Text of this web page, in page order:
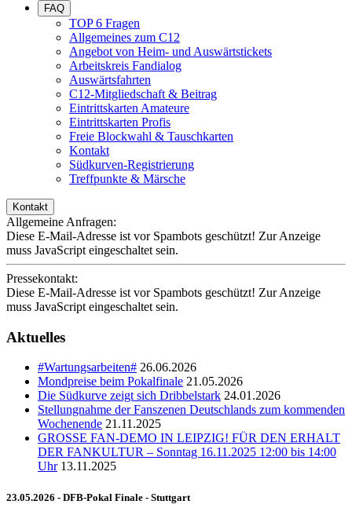
FAQ
TOP 6 Fragen
Allgemeines zum C12
Angebot von Heim- und Auswärtstickets
Arbeitskreis Fandialog
Auswärtsfahrten
C12-Mitgliedschaft & Beitrag
Eintrittskarten Amateure
Eintrittskarten Profis
Freie Blockwahl & Tauschkarten
Kontakt
Südkurven-Registrierung
Treffpunkte & Märsche
Kontakt
Allgemeine Anfragen:
Diese E-Mail-Adresse ist vor Spambots geschützt! Zur Anzeige
muss JavaScript eingeschaltet sein.
Pressekontakt:
Diese E-Mail-Adresse ist vor Spambots geschützt! Zur Anzeige
muss JavaScript eingeschaltet sein.
Aktuelles
#Wartungsarbeiten# 26.06.2026
Mondpreise beim Pokalfinale 21.05.2026
Die Südkurve zeigt sich Dribbelstark 24.01.2026
Stellungnahme der Fanszenen Deutschlands zum kommenden
Wochenende 21.11.2025
GROSSE FAN-DEMO IN LEIPZIG! FÜR DEN ERHALT
DER FANKULTUR – Sonntag 16.11.2025 12:00 bis 14:00
Uhr 13.11.2025
23.05.2026 - DFB-Pokal Finale - Stuttgart